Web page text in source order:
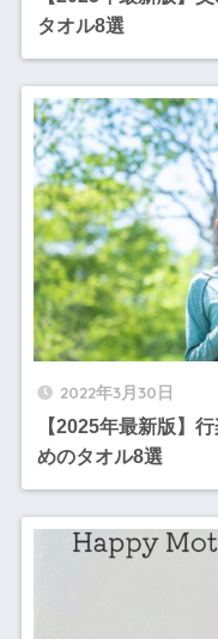
タオル8選
2022年3月30日
【2025年最新版】
めのタオル8選